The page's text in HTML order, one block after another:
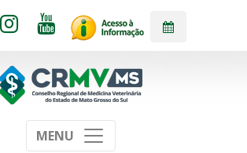
MENU